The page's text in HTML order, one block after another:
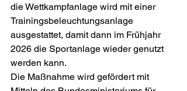
die Wettkampfanlage wird mit einer
Trainingsbeleuchtungsanlage
ausgestattet, damit dann im Frühjahr
2026 die Sportanlage wieder genutzt
werden kann.
Die Maßnahme wird gefördert mit